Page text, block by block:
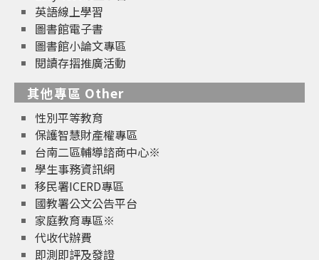
英語線上學習
圖書館電子書
圖書館小論文專區
閱讀存摺推廣活動
其他專區 Other
性別平等教育
保護智慧財產權專區
台南二區輔導諮商中心※
學生事務資訊網
移民署ICERD專區
國教署公文公告平台
家庭教育專區※
代收代辦費
即測即評及發證